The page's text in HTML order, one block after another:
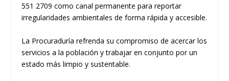
551 2709 como canal permanente para reportar
irregularidades ambientales de forma rápida y accesible.
La Procuraduría refrenda su compromiso de acercar los
servicios a la población y trabajar en conjunto por un
estado más limpio y sustentable.